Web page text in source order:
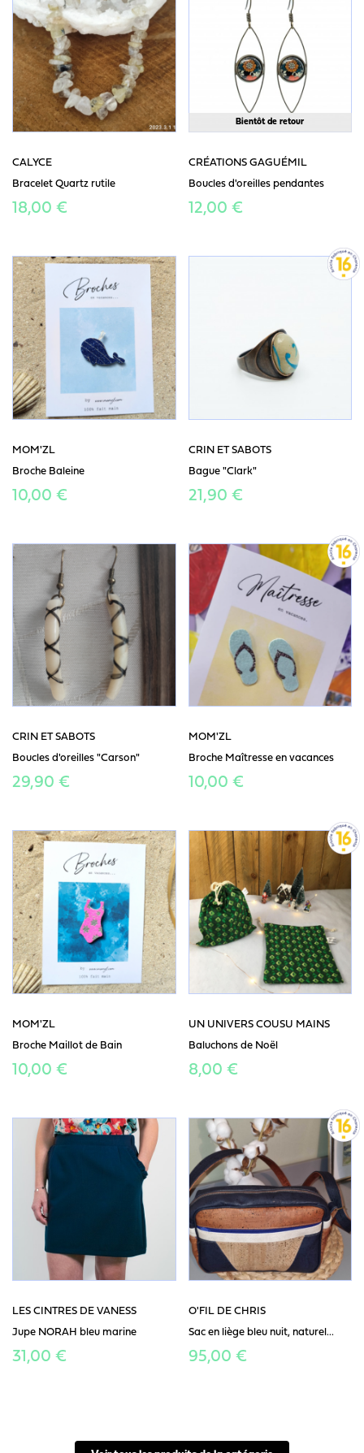
CALYCE
Bracelet Quartz rutile
18,00 €
Bientôt de retour
CRÉATIONS GAGUÉMIL
Boucles d'oreilles pendantes
12,00 €
MOM'ZL
Broche Baleine
10,00 €
CRIN ET SABOTS
Bague "Clark"
21,90 €
CRIN ET SABOTS
Boucles d'oreilles "Carson"
29,90 €
MOM'ZL
Broche Maîtresse en vacances
10,00 €
MOM'ZL
Broche Maillot de Bain
10,00 €
UN UNIVERS COUSU MAINS
Baluchons de Noël
8,00 €
LES CINTRES DE VANESS
Jupe NORAH bleu marine
31,00 €
O'FIL DE CHRIS
Sac en liège bleu nuit, naturel...
95,00 €